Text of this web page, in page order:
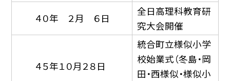
４０年 ２月 ６日
全日高理科教育研
究大会開催
４５年１０月２８日
統合町立様似小学
校始業式（冬島・岡
田・西様似・様似小